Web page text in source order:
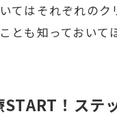
てはそれぞれのク
とも知っておいて
！ステ